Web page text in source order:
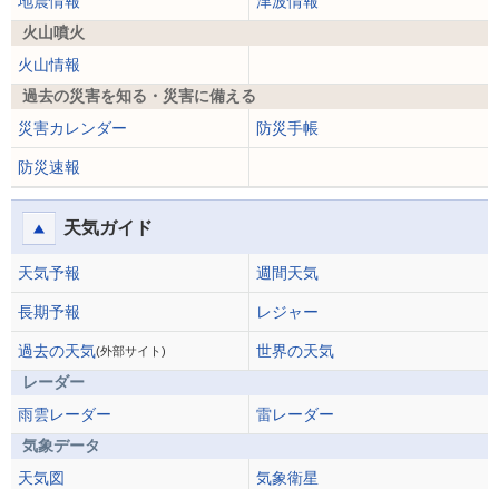
火山噴火
火山情報
過去の災害を知る・災害に備える
災害カレンダー
防災手帳
防災速報
天気ガイド
天気予報 週間天気
長期予報 レジャー
過去の天気(外部サイト)
世界の天気
レーダー
雨雲レーダー
雷レーダー
気象データ
天気図
気象衛星